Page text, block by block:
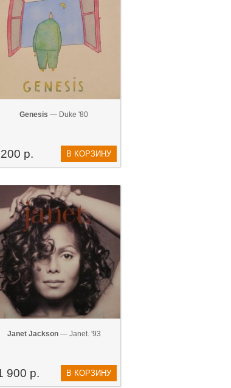
Genesis — Duke '80
р. В КОРЗИНУ
Janet Jackson— Janet. '93
900 р. В КОРЗИНУ